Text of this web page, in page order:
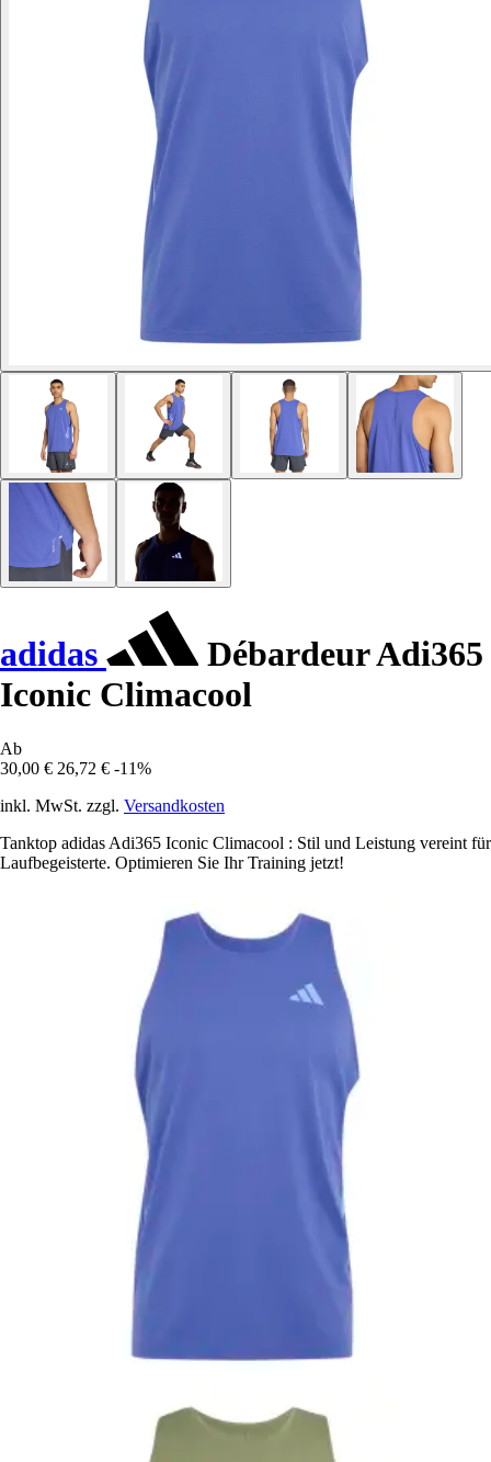
adidas
Débardeur Adi365
Iconic Climacool
Ab
30,00 € 26,72 € -11%
inkl. MwSt. zzgl. Versandkosten
Tanktop adidas Adi365 Iconic Climacool : Stil und Leistung vereint für
Laufbegeisterte. Optimieren Sie Ihr Training jetzt!